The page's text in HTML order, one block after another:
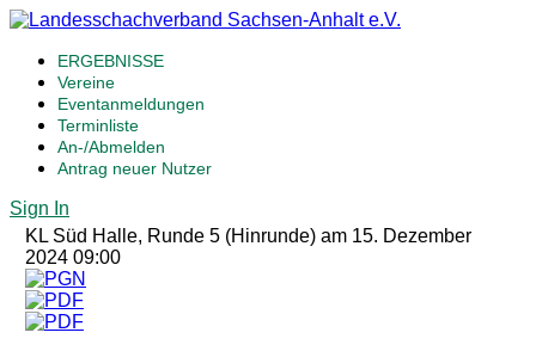
ERGEBNISSE
Vereine
Eventanmeldungen
Terminliste
An-/Abmelden
Antrag neuer Nutzer
Sign In
KL Süd Halle, Runde 5 (Hinrunde) am 15. Dezember
2024 09:00